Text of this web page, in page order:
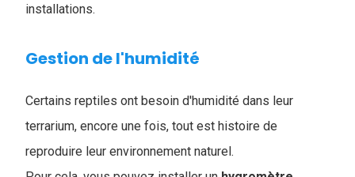
installations.
Gestion de l'humidité
Certains reptiles ont besoin d'humidité dans leur
terrarium, encore une fois, tout est histoire de
reproduire leur environnement naturel.